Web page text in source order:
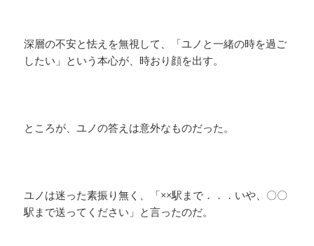
深層の不安と怯えを無視して、「ユノと一緒の時を過ご
したい」という本心が、時おり顔を出す。
ところが、ユノの答えは意外なものだった。
ユノは迷った素振り無く、「××駅まで．．．いや、〇〇
駅まで送ってください」と言ったのだ。